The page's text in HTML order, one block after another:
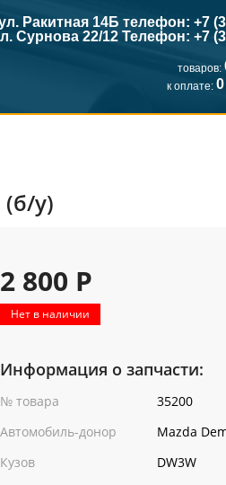
Ракитная 14Б телефон: +7
Сурнова 22/12 Телефон: +7
товаров:
к оплате:
(б/у)
2 800 Р
Нет в наличии
Информация о запчасти:
№ товара
35200
Автомобиль-донор
Mazda
Кузов
DW3W